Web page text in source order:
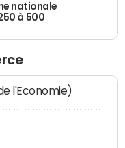
nationale
à 500
l'Economie)